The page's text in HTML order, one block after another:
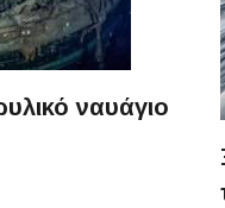
ναυάγιο